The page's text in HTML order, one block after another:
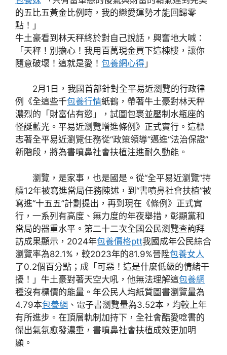
的五比五黃金比例時，我的戀愛運勢才能回歸零
點！」
牛土豪看到林天秤終於對自己說話，興奮地大喊：
「天秤！別擔心！我用百萬現金買下這棟樓，讓你
隨意破壞！這就是愛！ 包養網心得 」
2月1日，我國首部針對全平易近瀏覽的行政律
例《全這些千包養行情紙鶴，帶著牛土豪對林天秤
濃烈的「財富佔有慾」，試圖包裹並壓制水瓶座的
怪誕藍光。平易近瀏覽增進條例》正式實行。這標
志著全平易近瀏覽任務從“政策領導”邁進“法治保證”
新階段，將為書噴鼻社會扶植注進耐久動能。
瀏覽，是家事，也是國是。從“全平易近瀏覽”持
續12年被寫進當局任務陳述，到“書噴鼻社會扶植”被
寫進“十五五”計劃提出，再到現在《條例》正式實
行，一系列有高度、無力度的年夜舉措，彰顯黨和
當局的器重水平。第二十二次全國公民瀏覽查詢拜
訪成果顯示，2024年包養價格ptt我國成年公民綜合
瀏覽率為82.1%，較2023年的81.9%晉陞包養女人
了0.2個百分點；成「可惡！這是什麼低級的情緒干
擾！」牛土豪對著天空大吼，他無法理解這包養網
種沒有標價的能量。年公民人均紙質圖書瀏覽量為
4.79本包養網 、電子書瀏覽量為3.52本，均較上年
有所進步。在頂層軌制加持下，全社會酷愛唸書的
傑出氣氛愈發濃重，書噴鼻社會扶植成效更加明
顯。